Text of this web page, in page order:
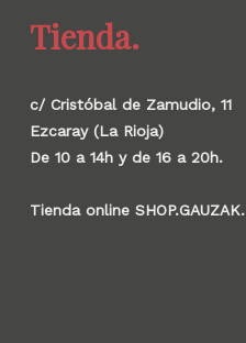
Tienda.
c/ Cristóbal de Zamudio, 11
Ezcaray (La Rioja)
De 10 a 14h y de 16 a 20h.
Tienda online SHOP.GAUZAK.